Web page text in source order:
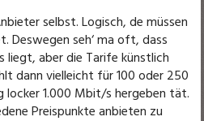
selbst. Logisch, de müssen
Deswegen seh‘ ma oft, dass
liegt, aber die Tarife künstlich
dann vielleicht für 100 oder 250
1.000 Mbit/s hergeben tät.
Preispunkte anbieten zu